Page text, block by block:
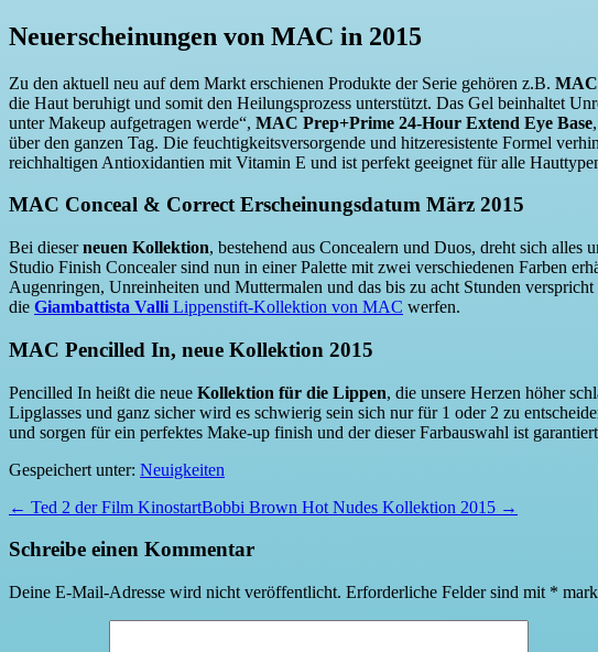
Neuerscheinungen von MAC in 2015
Zu den aktuell neu auf dem Markt erschienen Produkte der Serie gehören z.B. MAC
die Haut beruhigt und somit den Heilungsprozess unterstützt. Das Gel beinhaltet
unter Makeup aufgetragen werde“, MAC Prep+Prime 24-Hour Extend Eye Base
über den ganzen Tag. Die feuchtigkeitsversorgende und hitzeresistente Formel
reichhaltigen Antioxidantien mit Vitamin E und ist perfekt geeignet für alle
MAC Conceal & Correct Erscheinungsdatum März 2015
Bei dieserneuen Kollektion, bestehend aus Concealern und Duos, dreht sich alles
Studio Finish Concealer sind nun in einer Palette mit zwei verschiedenen Farben
Augenringen, Unreinheiten und Muttermalen und das bis zu acht Stunden
die Giambattista Valli Lippenstift-Kollektion von MAC werfen.
MAC Pencilled In, neue Kollektion 2015
Pencilled In heißt die neue Kollektion für die Lippen, die unsere Herzen höher
Lipglasses und ganz sicher wird es schwierig sein sich nur für 1 oder 2 zu
und sorgen für ein perfektes Make-up finish und der dieser Farbauswahl ist
Gespeichert unter: Neuigkeiten
Beitragsnavigation
← Ted 2 der Film KinostartBobbi Brown Hot Nudes Kollektion 2015 →
Schreibe einen Kommentar
Deine E-Mail-Adresse wird nicht veröffentlicht. Erforderliche Felder sind mit *